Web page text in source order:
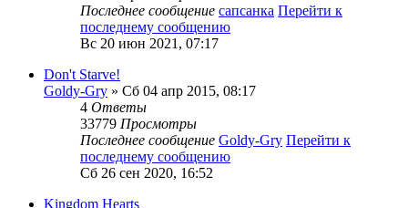
Последнее сообщение сапсанка Перейти к
последнему сообщению
Вс 20 июн 2021, 07:17
Don't Starve!
Goldy-Gry » Сб 04 апр 2015, 08:17
4 Ответы
33779 Просмотры
Последнее сообщение Goldy-Gry Перейти к
последнему сообщению
Сб 26 сен 2020, 16:52
Kingdom Hearts